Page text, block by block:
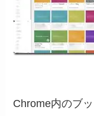
Chrome内のブ